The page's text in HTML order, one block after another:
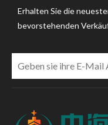
Erhalten Sie die
bevorstehenden